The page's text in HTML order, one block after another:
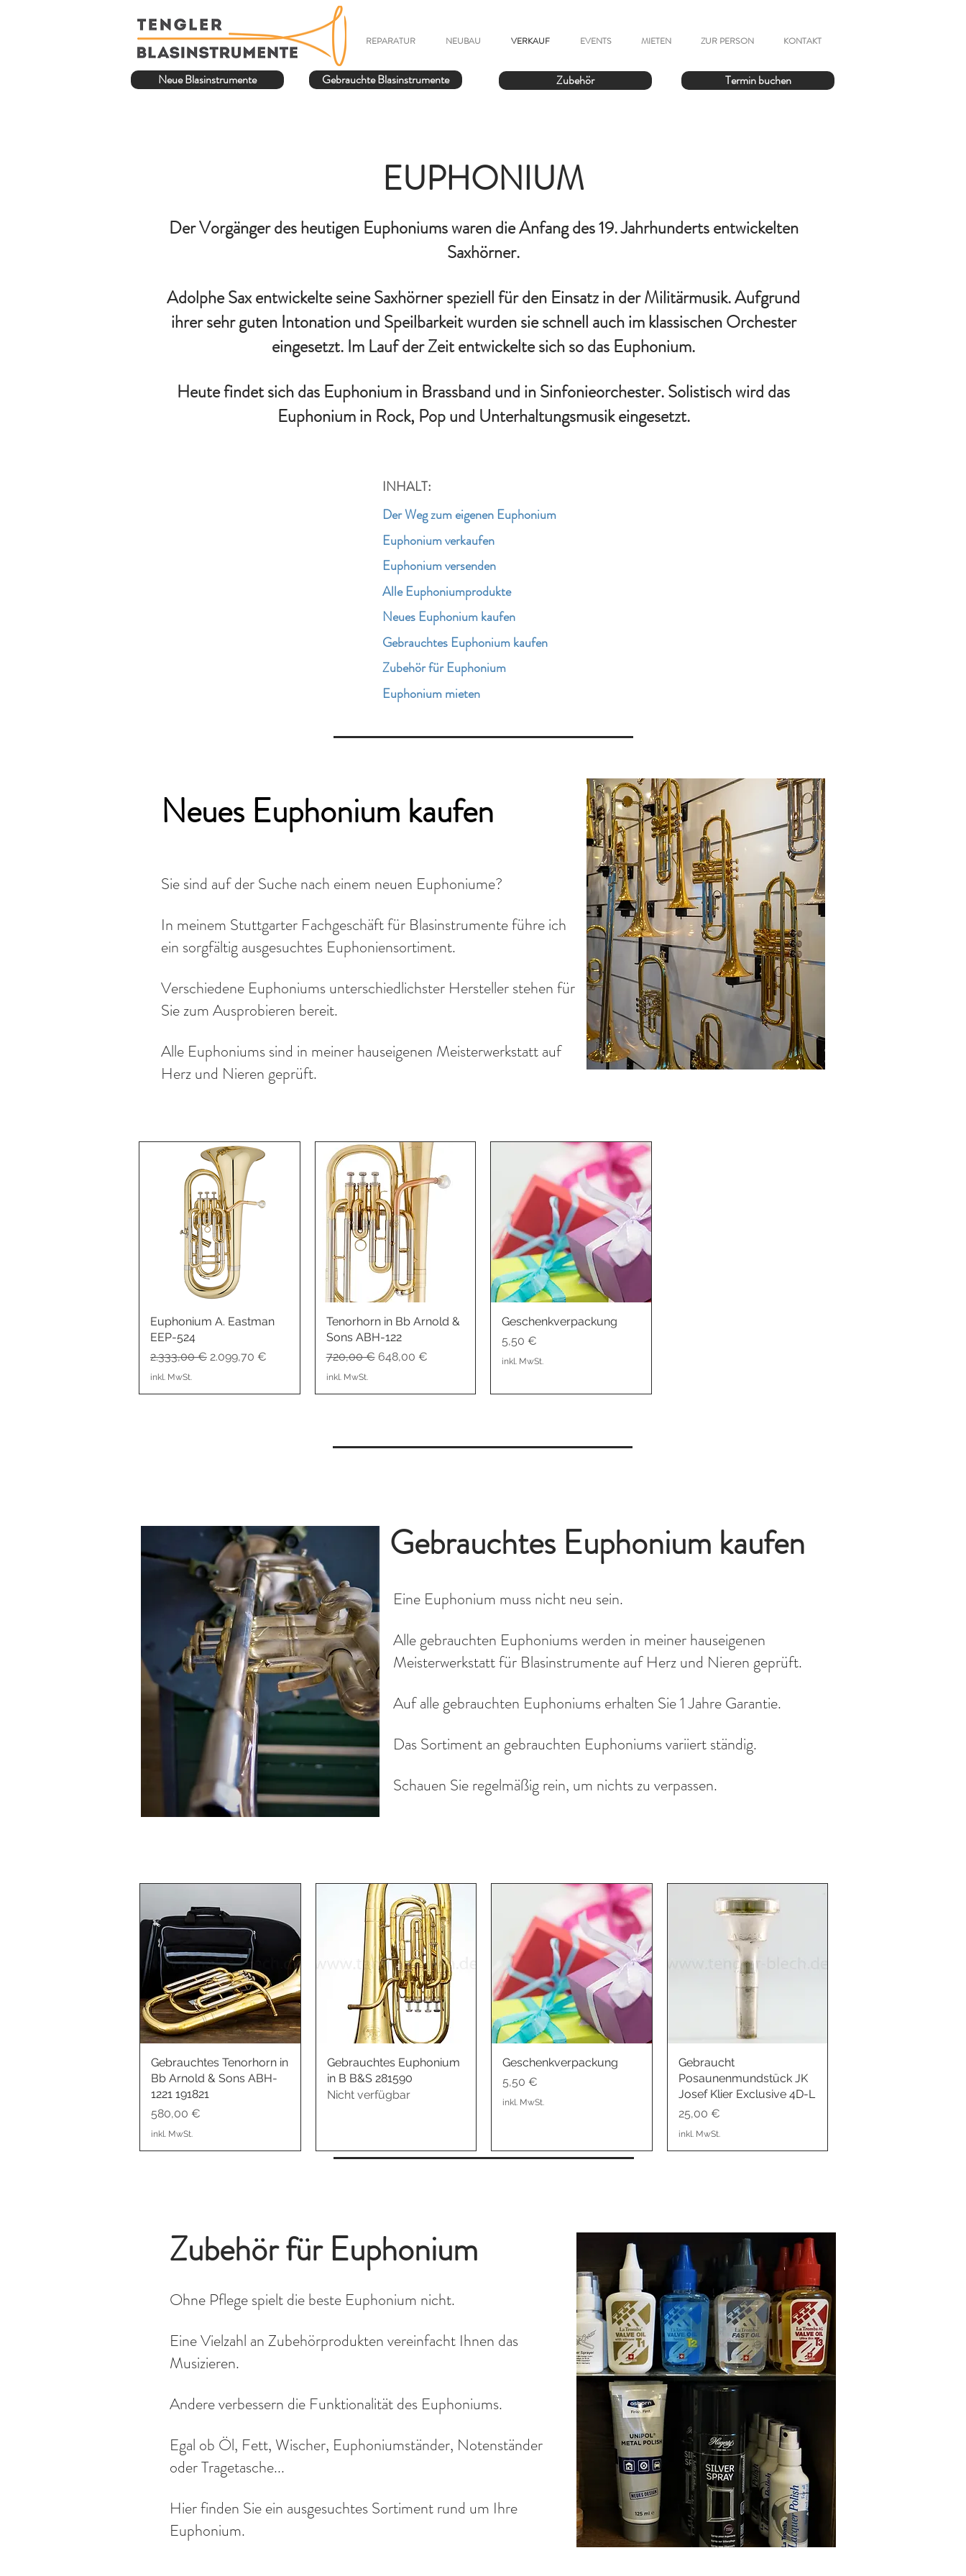
REPARATUR NEUBAU VERKAUF EVENTS MIETEN ZUR PERSON KONTAKT
Neue Blasinstrumente Gebrauchte Blasinstrumente Zubehör Termin buchen
EUPHONIUM
Der Vorgänger des heutigen Euphoniums waren die Anfang des 19. Jahrhunderts entwickelten
Saxhörner.
Adolphe Sax entwickelte seine Saxhörner speziell für den Einsatz in der Militärmusik. Aufgrund
ihrer sehr guten Intonation und Speilbarkeit wurden sie schnell auch im klassischen Orchester
eingesetzt. Im Lauf der Zeit entwickelte sich so das Euphonium.
Heute findet sich das Euphonium in Brassband und in Sinfonieorchester. Solistisch wird das
Euphonium in Rock, Pop und Unterhaltungsmusik eingesetzt.
INHALT:
Der Weg zum eigenen Euphonium
Euphonium verkaufen
Euphonium versenden
Alle Euphoniumprodukte
Neues Euphonium kaufen
Gebrauchtes Euphonium kaufen
Zubehör für Euphonium
Euphonium mieten
Neues Euphonium kaufen
Sie sind auf der Suche nach einem neuen Euphoniume?
In meinem Stuttgarter Fachgeschäft für Blasinstrumente führe ich
ein sorgfältig ausgesuchtes Euphoniensortiment.
Verschiedene Euphoniums unterschiedlichster Hersteller stehen für
Sie zum Ausprobieren bereit.
Alle Euphoniums sind in meiner hauseigenen Meisterwerkstatt auf
Herz und Nieren geprüft.
Schnellansicht
Euphonium A. Eastman
EEP-524
Standardpreis
2.333,00 € Sale-Preis
2.099,70 €
inkl. MwSt.
Schnellansicht
Tenorhorn in Bb Arnold &
Sons ABH-122
Standardpreis
720,00 € Sale-Preis
648,00 €
inkl. MwSt.
Schnellansicht
Geschenkverpackung
Preis
5,50 €
inkl. MwSt.
Gebrauchtes Euphonium kaufen
Eine Euphonium muss nicht neu sein.
Alle gebrauchten Euphoniums werden in meiner hauseigenen
Meisterwerkstatt für Blasinstrumente auf Herz und Nieren geprüft.
Auf alle gebrauchten Euphoniums erhalten Sie 1 Jahre Garantie.
Das Sortiment an gebrauchten Euphoniums variiert ständig.
Schauen Sie regelmäßig rein, um nichts zu verpassen.
Schnellansicht
Gebrauchtes Tenorhorn in
Bb Arnold & Sons ABH-
1221 191821
Preis
580,00 €
inkl. MwSt.
Schnellansicht
Gebrauchtes Euphonium
in B B&S 281590
Nicht verfügbar
Schnellansicht
Geschenkverpackung
Preis
5,50 €
inkl. MwSt.
Schnellansicht
Gebraucht
Posaunenmundstück JK
Josef Klier Exclusive 4D-L
Preis
25,00 €
inkl. MwSt.
Zubehör für Euphonium
Ohne Pflege spielt die beste Euphonium nicht.
Eine Vielzahl an Zubehörprodukten vereinfacht Ihnen das
Musizieren.
Andere verbessern die Funktionalität des Euphoniums.
Egal ob Öl, Fett, Wischer, Euphoniumständer, Notenständer
oder Tragetasche...
Hier finden Sie ein ausgesuchtes Sortiment rund um Ihre
Euphonium.